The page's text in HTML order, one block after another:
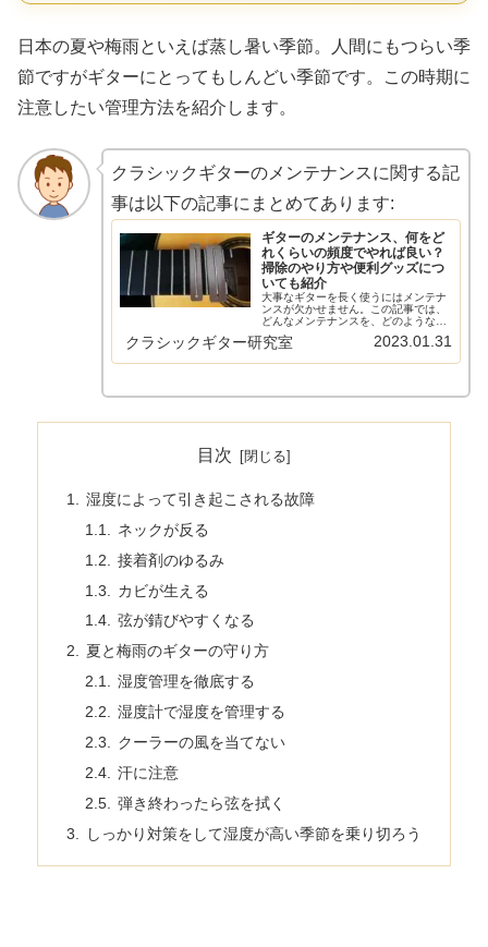
日本の夏や梅雨といえば蒸し暑い季節。人間にもつらい季
節ですがギターにとってもしんどい季節です。この時期に
注意したい管理方法を紹介します。
クラシックギターのメンテナンスに関する記
事は以下の記事にまとめてあります:
ギターのメンテナンス、何をど
れくらいの頻度でやれば良い？
掃除のやり方や便利グッズにつ
いても紹介
大事なギターを長く使うにはメンテナ
ンスが欠かせません。この記事では、
どんなメンテナンスを、どのような頻
度でやれば良いかについての記事や掃
除のやり方、そしてメンテナンスに便
クラシックギター研究室 2023.01.31
目次
湿度によって引き起こされる故障
ネックが反る
接着剤のゆるみ
カビが生える
弦が錆びやすくなる
夏と梅雨のギターの守り方
湿度管理を徹底する
湿度計で湿度を管理する
クーラーの風を当てない
汗に注意
弾き終わったら弦を拭く
しっかり対策をして湿度が高い季節を乗り切ろう